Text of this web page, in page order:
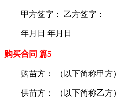
甲方签字： 乙方签字：
年月日 年月日
购买合同 篇5
购苗方： （以下简称甲方）
供苗方： （以下简称乙方）